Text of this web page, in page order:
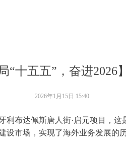
局“十五五”，奋进
布达佩斯唐人街·启元项目，
设市场，实现了海外业务发展的
2026年1月15日 15:40